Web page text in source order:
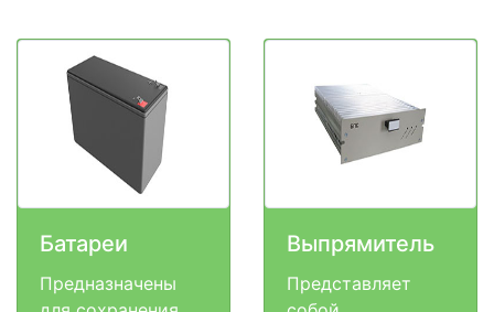
Батареи
Предназначены
Выпрямитель
Представляет